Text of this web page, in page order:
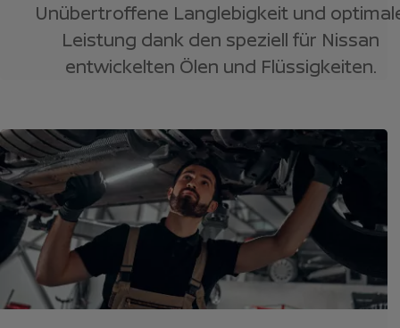
Unübertroffene Langlebigkeit und
Leistung dank den speziell für Nissan
entwickelten Ölen und Flüssigkeiten.